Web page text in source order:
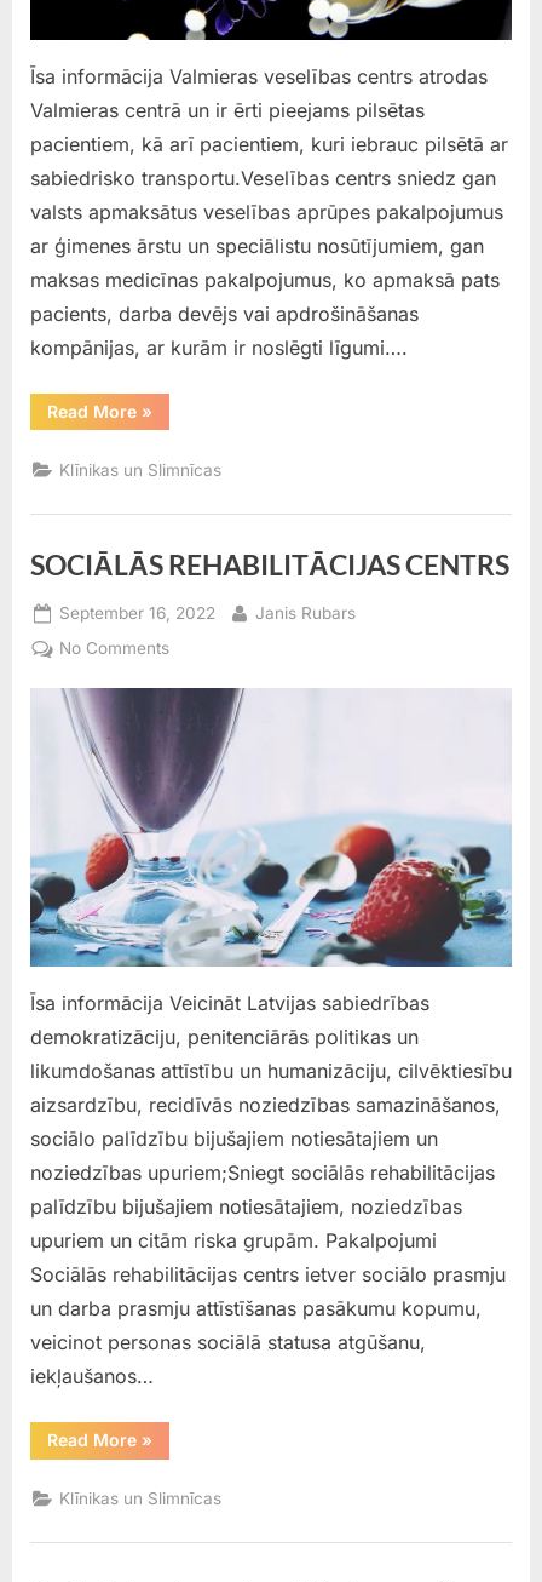
Īsa informācija Valmieras veselības centrs atrodas
Valmieras centrā un ir ērti pieejams pilsētas
pacientiem, kā arī pacientiem, kuri iebrauc pilsētā ar
sabiedrisko transportu.Veselības centrs sniedz gan
valsts apmaksātus veselības aprūpes pakalpojumus
ar ģimenes ārstu un speciālistu nosūtījumiem, gan
maksas medicīnas pakalpojumus, ko apmaksā pats
pacients, darba devējs vai apdrošināšanas
kompānijas, ar kurām ir noslēgti līgumi….
Read More“Valmieras
Veselības
»
Klīnikas un Slimnīcas
SOCIĀLĀS REHABILITĀCIJAS CENTRS
Posted
on
September 16, 2022 By
Janis Rubars
No Commentson
REHABILITĀCIJAS
CENTRS
Īsa informācija Veicināt Latvijas sabiedrības
demokratizāciju, penitenciārās politikas un
likumdošanas attīstību un humanizāciju, cilvēktiesību
aizsardzību, recidīvās noziedzības samazināšanos,
sociālo palīdzību bijušajiem notiesātajiem un
noziedzības upuriem;Sniegt sociālās rehabilitācijas
palīdzību bijušajiem notiesātajiem, noziedzības
upuriem un citām riska grupām. Pakalpojumi
Sociālās rehabilitācijas centrs ietver sociālo prasmju
un darba prasmju attīstīšanas pasākumu kopumu,
veicinot personas sociālā statusa atgūšanu,
iekļaušanos…
Read More“SOCIĀLĀS
REHABILITĀCIJAS
»
Klīnikas un Slimnīcas